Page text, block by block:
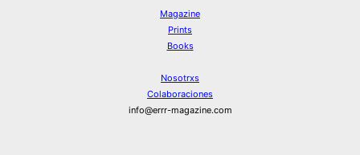
Magazine
Prints
Books
Nosotrxs
Colaboraciones
info@errr-magazine.com